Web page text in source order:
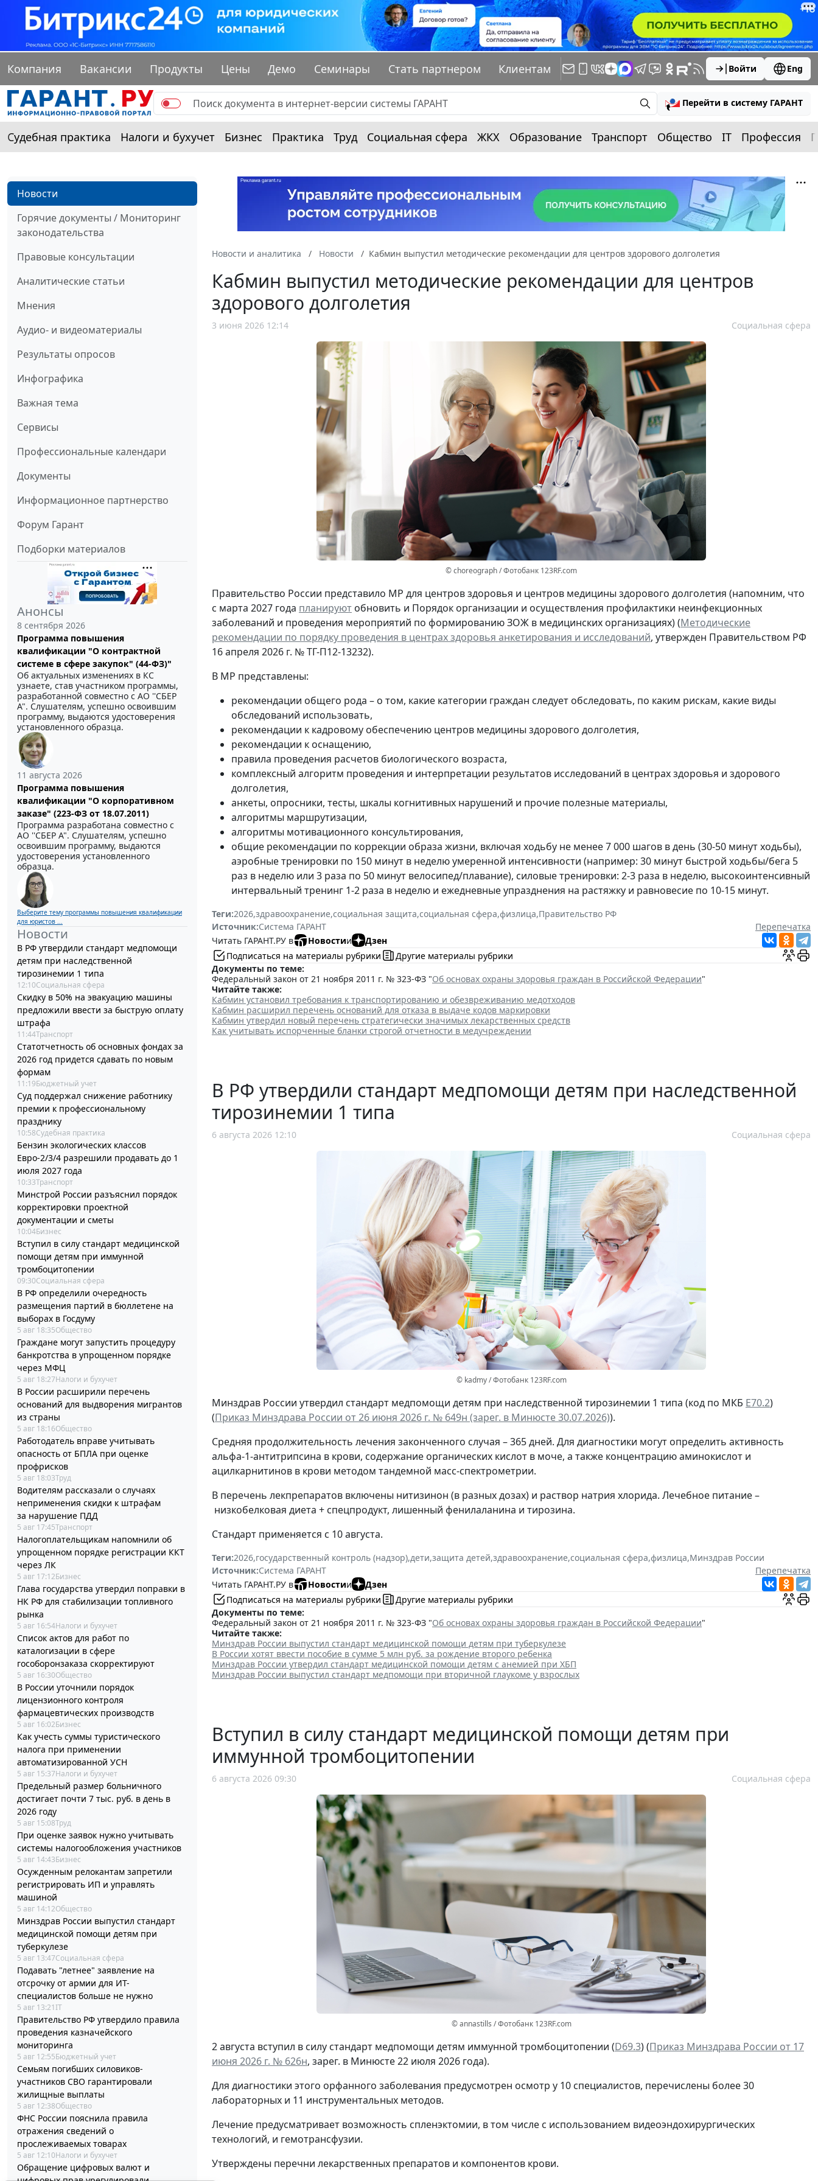
Компания Вакансии Продукты Цены Демо Семинары Стать партнером Клиентам Войти Eng
Перейти в систему ГАРАНТ
Судебная практика Налоги и бухучет Бизнес Практика Труд Социальная сфера ЖКХ Образование Транспорт Общество IT Профессия
Новости
Горячие документы / Мониторинг
законодательства
Правовые консультации
Аналитические статьи
Мнения
Аудио- и видеоматериалы
Результаты опросов
Инфографика
Важная тема
Сервисы
Профессиональные календари
Документы
Информационное партнерство
Форум Гарант
Подборки материалов
Анонсы
8 сентября 2026
Программа повышения
квалификации "О контрактной
системе в сфере закупок" (44-ФЗ)"
Об актуальных изменениях в КС
узнаете, став участником программы,
разработанной совместно с АО ''СБЕР
А". Слушателям, успешно освоившим
программу, выдаются удостоверения
установленного образца.
11 августа 2026
Программа повышения
квалификации "О корпоративном
заказе" (223-ФЗ от 18.07.2011)
Программа разработана совместно с
АО ''СБЕР А". Слушателям, успешно
освоившим программу, выдаются
удостоверения установленного
образца.
Выберите тему программы повышения квалификации
для юристов ...
Новости
В РФ утвердили стандарт медпомощи
детям при наследственной
тирозинемии 1 типа
12:10Социальная сфера
Скидку в 50% на эвакуацию машины
предложили ввести за быструю оплату
штрафа
11:44Транспорт
Статотчетность об основных фондах за
2026 год придется сдавать по новым
формам
11:19Бюджетный учет
Суд поддержал снижение работнику
премии к профессиональному
празднику
10:58Судебная практика
Бензин экологических классов
Евро-2/3/4 разрешили продавать до 1
июля 2027 года
10:33Транспорт
Минстрой России разъяснил порядок
корректировки проектной
документации и сметы
10:04Бизнес
Вступил в силу стандарт медицинской
помощи детям при иммунной
тромбоцитопении
09:30Социальная сфера
В РФ определили очередность
размещения партий в бюллетене на
выборах в Госдуму
5 авг 18:35Общество
Граждане могут запустить процедуру
банкротства в упрощенном порядке
через МФЦ
5 авг 18:27Налоги и бухучет
В России расширили перечень
оснований для выдворения мигрантов
из страны
5 авг 18:16Общество
Работодатель вправе учитывать
опасность от БПЛА при оценке
профрисков
5 авг 18:03Труд
Водителям рассказали о случаях
неприменения скидки к штрафам
за нарушение ПДД
5 авг 17:45Транспорт
Налогоплательщикам напомнили об
упрощенном порядке регистрации ККТ
через ЛК
5 авг 17:12Бизнес
Глава государства утвердил поправки в
НК РФ для стабилизации топливного
рынка
5 авг 16:54Налоги и бухучет
Список актов для работ по
каталогизации в сфере
гособоронзаказа скорректируют
5 авг 16:30Общество
В России уточнили порядок
лицензионного контроля
фармацевтических производств
5 авг 16:02Бизнес
Как учесть суммы туристического
налога при применении
автоматизированной УСН
5 авг 15:37Налоги и бухучет
Предельный размер больничного
достигает почти 7 тыс. руб. в день в
2026 году
5 авг 15:08Труд
При оценке заявок нужно учитывать
системы налогообложения участников
5 авг 14:43Бизнес
Осужденным релокантам запретили
регистрировать ИП и управлять
машиной
5 авг 14:12Общество
Минздрав России выпустил стандарт
медицинской помощи детям при
туберкулезе
5 авг 13:47Социальная сфера
Подавать "летнее" заявление на
отсрочку от армии для ИТ-
специалистов больше не нужно
5 авг 13:21IT
Правительство РФ утвердило правила
проведения казначейского
мониторинга
5 авг 12:55Бюджетный учет
Семьям погибших силовиков-
участников СВО гарантировали
жилищные выплаты
5 авг 12:38Общество
ФНС России пояснила правила
отражения сведений о
прослеживаемых товарах
5 авг 12:10Налоги и бухучет
Обращение цифровых валют и
Новости и аналитика Новости Кабмин выпустил методические рекомендации для центров здорового долголетия
Кабмин выпустил методические рекомендации для центров
здорового долголетия
3 июня 2026 12:14 Социальная сфера
© choreograph / Фотобанк 123RF.com
Правительство России представило МР для центров здоровья и центров медицины здорового долголетия (напомним, что
с марта 2027 года планируют обновить и Порядок организации и осуществления профилактики неинфекционных
заболеваний и проведения мероприятий по формированию ЗОЖ в медицинских организациях) (Методические
рекомендации по порядку проведения в центрах здоровья анкетирования и исследований, утвержден Правительством РФ
16 апреля 2026 г. № ТГ-П12-13232).
В МР представлены:
рекомендации общего рода – о том, какие категории граждан следует обследовать, по каким рискам, какие виды
обследований использовать,
рекомендации к кадровому обеспечению центров медицины здорового долголетия,
рекомендации к оснащению,
правила проведения расчетов биологического возраста,
комплексный алгоритм проведения и интерпретации результатов исследований в центрах здоровья и здорового
долголетия,
анкеты, опросники, тесты, шкалы когнитивных нарушений и прочие полезные материалы,
алгоритмы маршрутизации,
алгоритмы мотивационного консультирования,
общие рекомендации по коррекции образа жизни, включая ходьбу не менее 7 000 шагов в день (30-50 минут ходьбы),
аэробные тренировки по 150 минут в неделю умеренной интенсивности (например: 30 минут быстрой ходьбы/бега 5
раз в неделю или 3 раза по 50 минут велосипед/плавание), силовые тренировки: 2-3 раза в неделю, высокоинтенсивный
интервальный тренинг 1-2 раза в неделю и ежедневные упразднения на растяжку и равновесие по 10-15 минут.
Теги:2026,здравоохранение,социальная защита,социальная сфера,физлица,Правительство РФ
Источник:Система ГАРАНТ
Перепечатка
Читать ГАРАНТ.РУ в
Новостии
Дзен
Подписаться на материалы рубрики
Другие материалы рубрики
Документы по теме:
Федеральный закон от 21 ноября 2011 г. № 323-ФЗ "Об основах охраны здоровья граждан в Российской Федерации"
Читайте также:
Кабмин установил требования к транспортированию и обезвреживанию медотходов
Кабмин расширил перечень оснований для отказа в выдаче кодов маркировки
Кабмин утвердил новый перечень стратегически значимых лекарственных средств
Как учитывать испорченные бланки строгой отчетности в медучреждении
В РФ утвердили стандарт медпомощи детям при наследственной
тирозинемии 1 типа
6 августа 2026 12:10 Социальная сфера
© kadmy / Фотобанк 123RF.com
Минздрав России утвердил стандарт медпомощи детям при наследственной тирозинемии 1 типа (код по МКБ Е70.2)
(Приказ Минздрава России от 26 июня 2026 г. № 649н (зарег. в Минюсте 30.07.2026)).
Средняя продолжительность лечения законченного случая – 365 дней. Для диагностики могут определить активность
альфа-1-антитрипсина в крови, содержание органических кислот в моче, а также концентрацию аминокислот и
ацилкарнитинов в крови методом тандемной масс-спектрометрии.
В перечень лекпрепаратов включены нитизинон (в разных дозах) и раствор натрия хлорида. Лечебное питание –
низкобелковая диета + спецпродукт, лишенный фенилаланина и тирозина.
Стандарт применяется с 10 августа.
Теги:2026,государственный контроль (надзор),дети,защита детей,здравоохранение,социальная сфера,физлица,Минздрав России
Источник:Система ГАРАНТ
Перепечатка
Читать ГАРАНТ.РУ в
Новостии
Дзен
Подписаться на материалы рубрики
Другие материалы рубрики
Документы по теме:
Федеральный закон от 21 ноября 2011 г. № 323-ФЗ "Об основах охраны здоровья граждан в Российской Федерации"
Читайте также:
Минздрав России выпустил стандарт медицинской помощи детям при туберкулезе
В России хотят ввести пособие в сумме 5 млн руб. за рождение второго ребенка
Минздрав России утвердил стандарт медицинской помощи детям с анемией при ХБП
Минздрав России выпустил стандарт медпомощи при вторичной глаукоме у взрослых
Вступил в силу стандарт медицинской помощи детям при
иммунной тромбоцитопении
6 августа 2026 09:30 Социальная сфера
© annastills / Фотобанк 123RF.com
2 августа вступил в силу стандарт медпомощи детям иммунной тромбоцитопении (D69.3) (Приказ Минздрава России от 17
июня 2026 г. № 626н, зарег. в Минюсте 22 июля 2026 года).
Для диагностики этого орфанного заболевания предусмотрен осмотр у 10 специалистов, перечислены более 30
лабораторных и 11 инструментальных методов.
Лечение предусматривает возможность спленэктомии, в том числе с использованием видеоэндохирургических
технологий, и гемотрансфузии.
Утверждены перечни лекарственных препаратов и компонентов крови.